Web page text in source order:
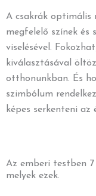
A csakrák optimális
megfelelő színek és
viselésével.
kiválasztásával
otthonunkban. És
szimbólum
képes serkenteni az
Az emberi testben
melyek ezek.